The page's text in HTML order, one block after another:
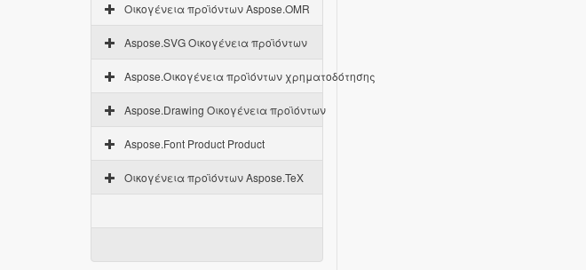
Οικογένεια προϊόντων Aspose.OMR
Aspose.SVG Οικογένεια προϊόντων
Aspose.Οικογένεια προϊόντων χρηματοδότησης
Aspose.Drawing Οικογένεια προϊόντων
Aspose.Font Product Product
Οικογένεια προϊόντων Aspose.TeX